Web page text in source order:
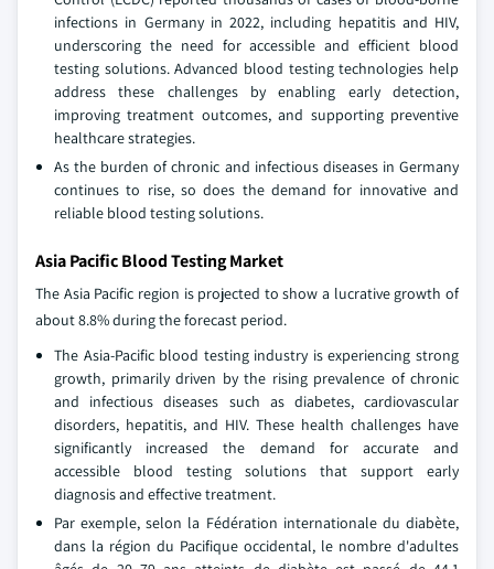
infections in Germany in 2022, including hepatitis and HIV,
underscoring the need for accessible and efficient blood
testing solutions. Advanced blood testing technologies help
address these challenges by enabling early detection,
improving treatment outcomes, and supporting preventive
healthcare strategies.
As the burden of chronic and infectious diseases in Germany
continues to rise, so does the demand for innovative and
reliable blood testing solutions.
Asia Pacific Blood Testing Market
The Asia Pacific region is projected to show a lucrative growth of
about 8.8% during the forecast period.
The Asia-Pacific blood testing industry is experiencing strong
growth, primarily driven by the rising prevalence of chronic
and infectious diseases such as diabetes, cardiovascular
disorders, hepatitis, and HIV. These health challenges have
significantly increased the demand for accurate and
accessible blood testing solutions that support early
diagnosis and effective treatment.
Par exemple, selon la Fédération internationale du diabète,
dans la région du Pacifique occidental, le nombre d'adultes